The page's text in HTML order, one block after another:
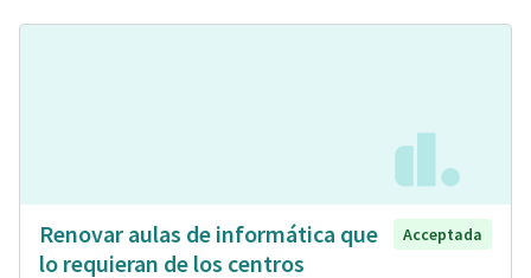
Renovar aulas de informática que
lo requieran de los centros
Acceptada